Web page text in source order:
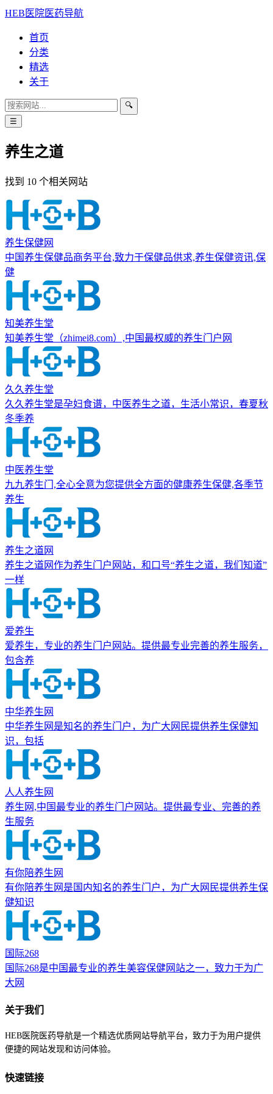
HEB医院医药导航
首页
分类
精选
关于
🔍
☰
养生之道
找到 10 个相关网站
养生保健网
中国养生保健品商务平台,致力于保健品供求,养生保健资讯,保
健
知美养生堂
知美养生堂（zhimei8.com）,中国最权威的养生门户网
久久养生堂
久久养生堂是孕妇食谱，中医养生之道，生活小常识，春夏秋
冬季养
中医养生堂
九九养生门,全心全意为您提供全方面的健康养生保健,各季节
养生
养生之道网
养生之道网作为养生门户网站，和口号“养生之道，我们知道”
一样
爱养生
爱养生，专业的养生门户网站。提供最专业完善的养生服务，
包含养
中华养生网
中华养生网是知名的养生门户，为广大网民提供养生保健知
识，包括
人人养生网
养生网,中国最专业的养生门户网站。提供最专业、完善的养
生服务
有你陪养生网
有你陪养生网是国内知名的养生门户，为广大网民提供养生保
健知识
国际268
国际268是中国最专业的养生美容保健网站之一，致力于为广
大网
关于我们
HEB医院医药导航是一个精选优质网站导航平台，致力于为用户提供
便捷的网站发现和访问体验。
快速链接